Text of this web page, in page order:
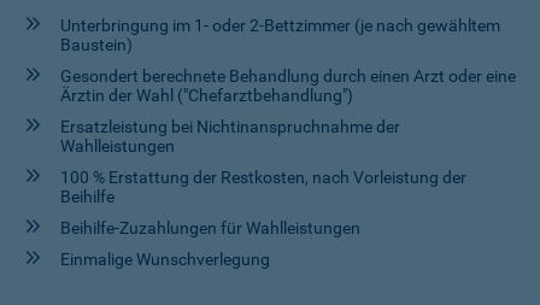
Unterbringung im 1- oder 2-Bettzimmer (je nach gewähltem
Baustein)
Gesondert berechnete Behandlung durch einen Arzt oder eine
Ärztin der Wahl ("Chefarztbehandlung")
Ersatzleistung bei Nichtinanspruchnahme der
Wahlleistungen
100 % Erstattung der Restkosten, nach Vorleistung der
Beihilfe
Beihilfe-Zuzahlungen für Wahlleistungen
Einmalige Wunschverlegung